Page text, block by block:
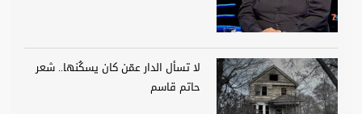
لا تسأل الدار عمّن كان يسكُنها.. شعر
حاتم قاسم